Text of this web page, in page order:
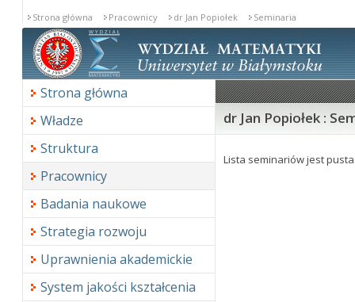
Strona główna Pracownicy dr Jan Popiołek Seminaria
Strona główna
Władze
Struktura
Pracownicy
Badania naukowe
Strategia rozwoju
Uprawnienia akademickie
System jakości kształcenia
dr Jan Popiołek :
Lista seminariów jest